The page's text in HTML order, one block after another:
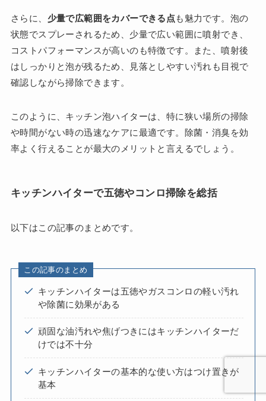
さらに、 少量で広範囲をカバーできる点も魅力です。泡の
状態でスプレーされるため、少量で広い範囲に噴射でき、
コストパフォーマンスが高いのも特徴です。また、噴射後
はしっかりと泡が残るため、見落としやすい汚れも目視で
確認しながら掃除できます。
このように、キッチン泡ハイターは、特に狭い場所の掃除
や時間がない時の迅速なケアに最適です。除菌・消臭を効
率よく行えることが最大のメリットと言えるでしょう。
キッチンハイターで五徳やコンロ掃除を総括
以下はこの記事のまとめです。
この記事のまとめ
キッチンハイターは五徳やガスコンロの軽い汚れ
や除菌に効果がある
頑固な油汚れや焦げつきにはキッチンハイターだ
けでは不十分
キッチンハイターの基本的な使い方はつけ置きが
基本